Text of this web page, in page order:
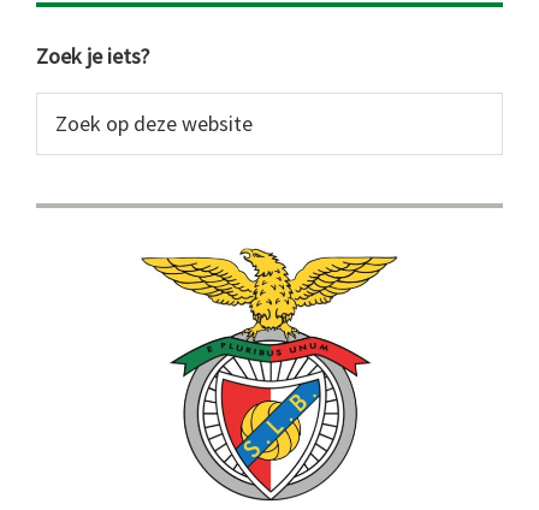
Primaire
Sidebar
Zoek je iets?
op
website